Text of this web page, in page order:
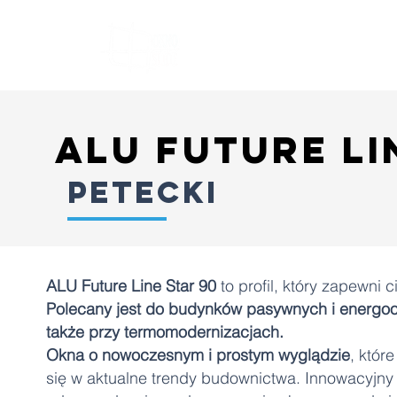
alu future
petecki
ALU Future Line Star 90 to profil, który zapewni
Polecany jest do budynków pasywnych i
także przy termomodernizacjach.
Okna o nowoczesnym i prostym wyglądzie,
się w aktualne trendy budownictwa.